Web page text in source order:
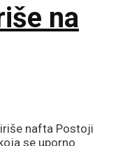
na
nafta Postoji
se uporno